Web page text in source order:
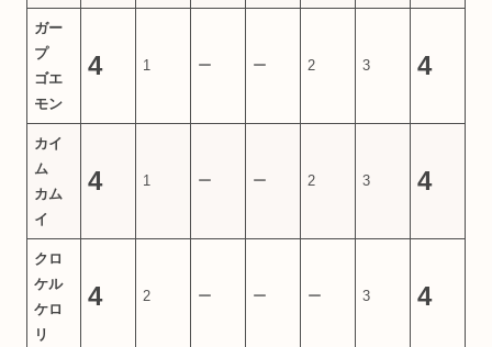
ガー
プ
ゴエ
モン
4 1 ー ー 2 3 4
カイ
ム
カム
イ
4 1 ー ー 2 3 4
クロ
ケル
ケロ
リ
4 2 ー ー ー 3 4